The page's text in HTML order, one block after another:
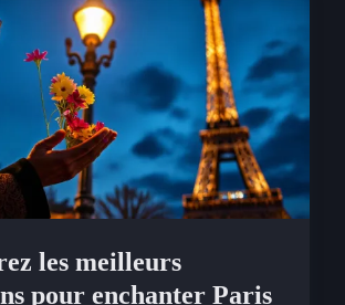
les meilleurs
pour enchanter Paris